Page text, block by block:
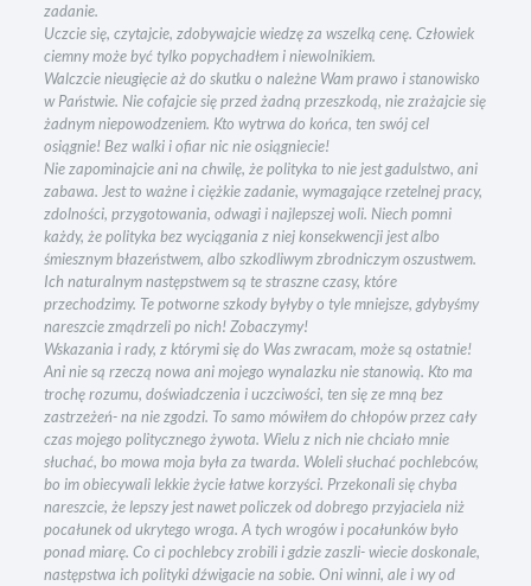
zadanie.
Uczcie się, czytajcie, zdobywajcie wiedzę za wszelką cenę. Człowiek
ciemny może być tylko popychadłem i niewolnikiem.
Walczcie nieugięcie aż do skutku o należne Wam prawo i stanowisko
w Państwie. Nie cofajcie się przed żadną przeszkodą, nie zrażajcie się
żadnym niepowodzeniem. Kto wytrwa do końca, ten swój cel
osiągnie! Bez walki i ofiar nic nie osiągniecie!
Nie zapominajcie ani na chwilę, że polityka to nie jest gadulstwo, ani
zabawa. Jest to ważne i ciężkie zadanie, wymagające rzetelnej pracy,
zdolności, przygotowania, odwagi i najlepszej woli. Niech pomni
każdy, że polityka bez wyciągania z niej konsekwencji jest albo
śmiesznym błazeństwem, albo szkodliwym zbrodniczym oszustwem.
Ich naturalnym następstwem są te straszne czasy, które
przechodzimy. Te potworne szkody byłyby o tyle mniejsze, gdybyśmy
nareszcie zmądrzeli po nich! Zobaczymy!
Wskazania i rady, z którymi się do Was zwracam, może są ostatnie!
Ani nie są rzeczą nowa ani mojego wynalazku nie stanowią. Kto ma
trochę rozumu, doświadczenia i uczciwości, ten się ze mną bez
zastrzeżeń- na nie zgodzi. To samo mówiłem do chłopów przez cały
czas mojego politycznego żywota. Wielu z nich nie chciało mnie
słuchać, bo mowa moja była za twarda. Woleli słuchać pochlebców,
bo im obiecywali lekkie życie łatwe korzyści. Przekonali się chyba
nareszcie, że lepszy jest nawet policzek od dobrego przyjaciela niż
pocałunek od ukrytego wroga. A tych wrogów i pocałunków było
ponad miarę. Co ci pochlebcy zrobili i gdzie zaszli- wiecie doskonale,
następstwa ich polityki dźwigacie na sobie. Oni winni, ale i wy od